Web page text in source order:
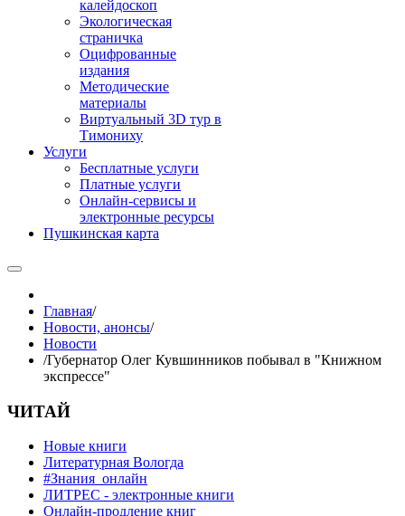
калейдоскоп
Экологическая
страничка
Оцифрованные
издания
Методические
материалы
Виртуальный 3D тур в
Тимониху
Услуги
Бесплатные услуги
Платные услуги
Онлайн-сервисы и
электронные ресурсы
Пушкинская карта
Главная/
Новости, анонсы/
Новости
/Губернатор Олег Кувшинников побывал в "Книжном
экспрессе"
ЧИТАЙ
Новые книги
Литературная Вологда
#Знания_онлайн
ЛИТРЕС - электронные книги
Онлайн-продление книг